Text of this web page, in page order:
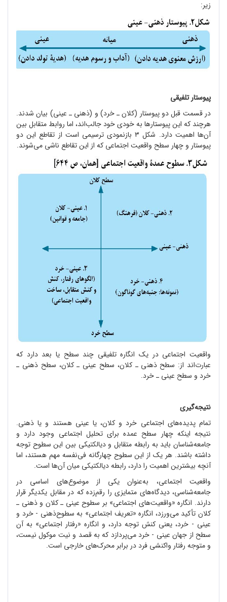
زیر:
پیوستار تلفیقی
در قسمت قبل دو پیوستار (کلان ـ خرد) و (ذهنی ـ عینی) بیان شدند.
هرچند که این پیوستارها به خودی خود جالباند، اما روابط متقابل بین
آن
ها اهمیت دارد. شکل ۳ بازنمودی ترسیمی است از تقاطع این دو
پیوستار و چهار سطح واقعیت اجتماعی که از این تقاطع ناشی میشوند.
واقعیت اجتماعی در یک انگاره تلفیقی چند سطح یا بعد دارد که
عبارتاند از: سطح ذهنی ـ کلان، سطح عینی ـ کلان، سطح ذهنی ـ
خرد و سطح عینی ـ خرد.
نتیجهگیری
تمام پدیدههای اجتماعی خرد و کلان، یا عینی هستند و یا ذهنی.
نتیجه اینکه چهار سطح عمده برای تحلیل اجتماعی وجود دارد و
جامعهشناسان باید به رابطه متقابل و دیالکتیکی بین این سطوح توجه
داشته باشند. هر یک از این سطوح چهارگانه فینفسه مهم هستند، اما
آنچه بیشترین اهمیت را دارد، رابطه دیالکتیکی میان آنها است.
واقعیت اجتماعی، بهعنوان یکی از موضوعهای اساسی در
جامعهشناسی، دیدگاههای متمایزی را رقمزده که در مقابل یکدیگر قرار
دارند. انگاره «واقعیتهای اجتماعی» بر سطوح عینی ـ کلان و ذهنی ـ
کلان تأکید میورزد، انگاره «تعریف اجتماعی» به سطوحذهنی - خرد و
عینی - خرد، یعنی کنش توجه دارد، و انگاره «رفتار اجتماعی» به آن
سطح از جهان عینی - خرد میپردازد که به قصد و نیت موکول نیست،
و متوجه رفتار واکنشی فرد در برابر محرکهای خارجی است.